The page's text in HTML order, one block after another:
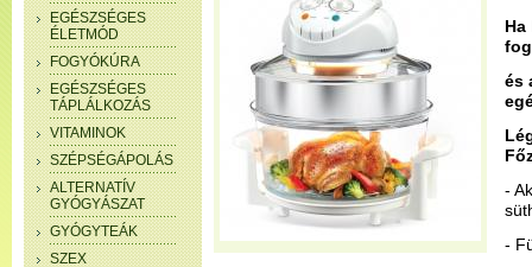
EGÉSZSÉGES
ÉLETMÓD
FOGYÓKÚRA
EGÉSZSÉGES
TÁPLÁLKOZÁS
VITAMINOK
SZÉPSÉGÁPOLÁS
ALTERNATÍV
GYÓGYÁSZAT
GYÓGYTEÁK
SZEX
és
-
-